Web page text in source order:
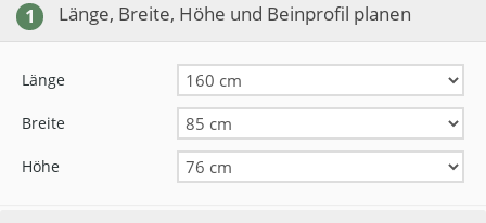
1 Länge, Breite, Höhe und Beinprofil planen
Länge
Breite
Höhe